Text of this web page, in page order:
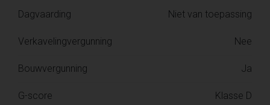
Dagvaarding Niet van toepassing
Verkavelingvergunning Nee
Bouwvergunning Ja
G-score Klasse D